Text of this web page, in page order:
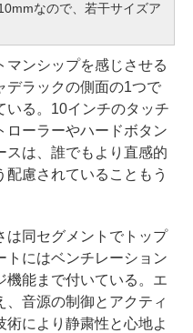
なので、若干サイズア
ンシップを感じさせる
デラックの側面の1つで
いる。10インチのタッチ
ローラーやハードボタン
スは、誰でもより直感的
慮されていることもう
同セグメントでトップ
トにはベンチレーション
機能まで付いている。エ
、音源の制御とアクティ
術により静粛性と心地よ